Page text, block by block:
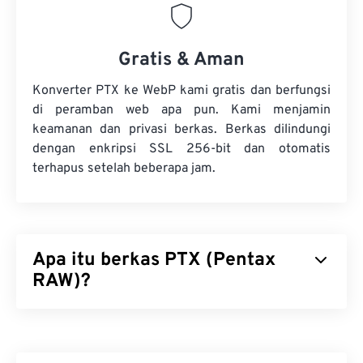
Gratis & Aman
Konverter PTX ke WebP kami gratis dan berfungsi
di peramban web apa pun. Kami menjamin
keamanan dan privasi berkas. Berkas dilindungi
dengan enkripsi SSL 256-bit dan otomatis
terhapus setelah beberapa jam.
Apa itu berkas PTX (Pentax
RAW)?